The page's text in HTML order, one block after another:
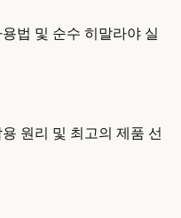
법 및 순수 히말라야 실
원리 및 최고의 제품 선